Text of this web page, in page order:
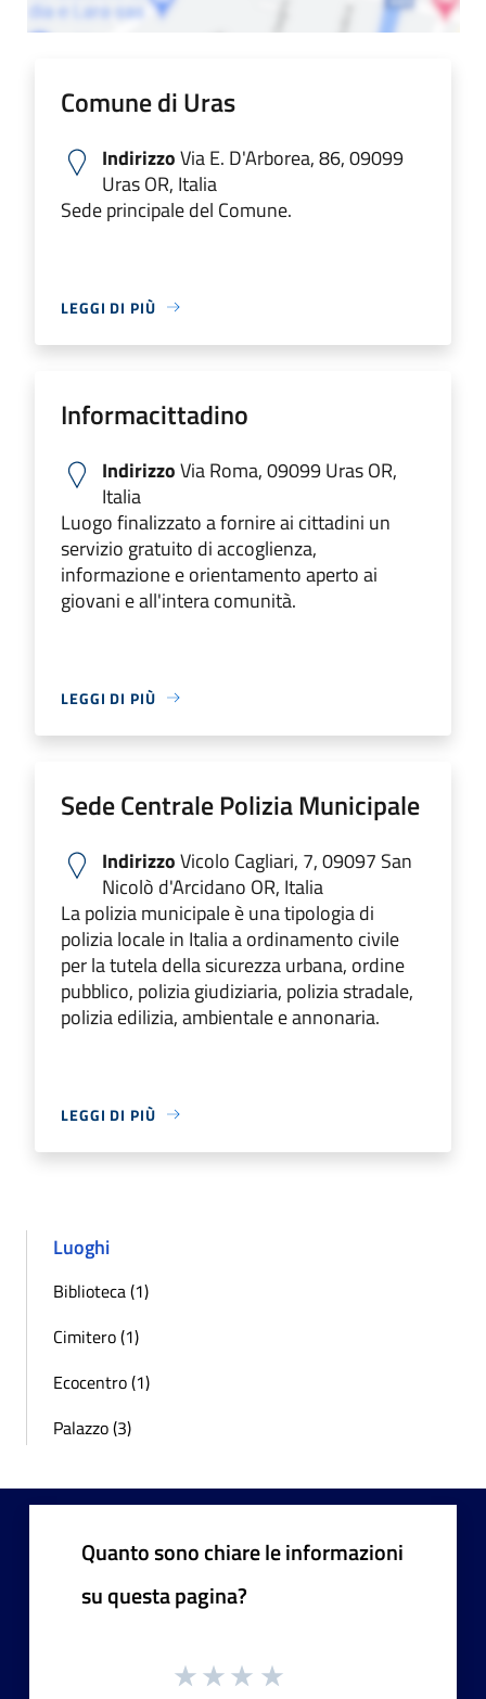
Comune di Uras
IndirizzoVia E. D'Arborea, 86, 09099
Uras OR, Italia
Sede principale del Comune.
LEGGI DI PIÙ
Informacittadino
IndirizzoVia Roma, 09099 Uras OR,
Italia
Luogo finalizzato a fornire ai cittadini un
servizio gratuito di accoglienza,
informazione e orientamento aperto ai
giovani e all'intera comunità.
LEGGI DI PIÙ
Sede Centrale Polizia Municipale
IndirizzoVicolo Cagliari, 7, 09097 San
Nicolò d'Arcidano OR, Italia
La polizia municipale è una tipologia di
polizia locale in Italia a ordinamento civile
per la tutela della sicurezza urbana, ordine
pubblico, polizia giudiziaria, polizia stradale,
polizia edilizia, ambientale e annonaria.
LEGGI DI PIÙ
Luoghi
Biblioteca (1)
Cimitero (1)
Ecocentro (1)
Palazzo (3)
Quanto sono chiare le informazioni
su questa pagina?